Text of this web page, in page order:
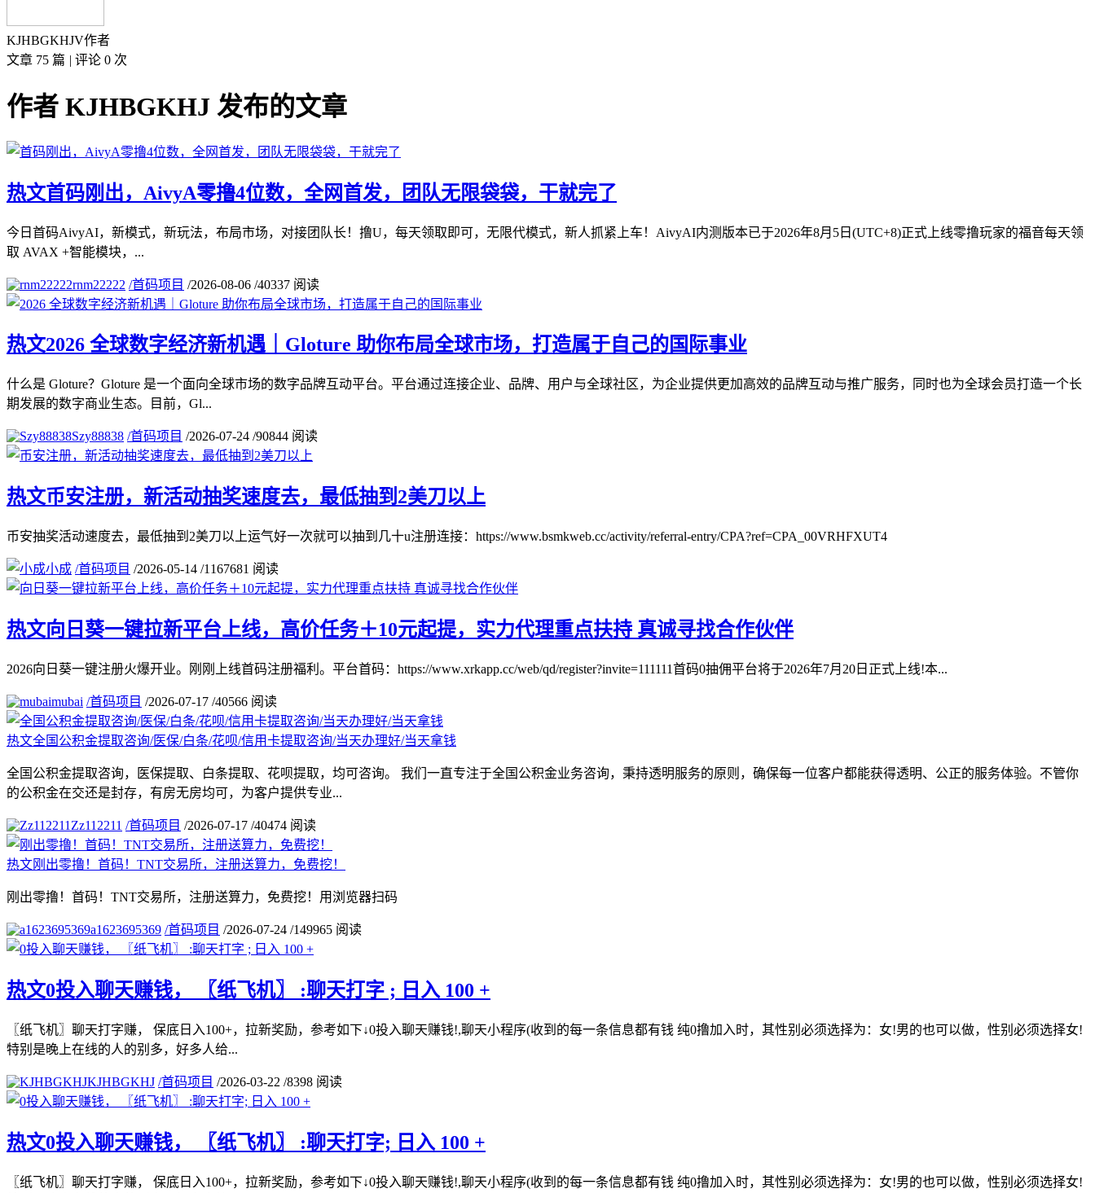
KJHBGKHJV作者
文章 75 篇 | 评论 0 次
作者 KJHBGKHJ 发布的文章
热文首码刚出，AivyA零撸4位数，全网首发，团队无限袋袋，干就完了
今日首码AivyAI，新模式，新玩法，布局市场，对接团队长！撸U，每天领取即可，无限代模式，新人抓紧上车！AivyAI内测版本已于2026年8月5日(UTC+8)正式上线零撸玩家的福音每天领
取 AVAX +智能模块，...
rnm22222 /首码项目 /2026-08-06 /40337 阅读
热文2026 全球数字经济新机遇｜Gloture 助你布局全球市场，打造属于自己的国际事业
什么是 Gloture？Gloture 是一个面向全球市场的数字品牌互动平台。平台通过连接企业、品牌、用户与全球社区，为企业提供更加高效的品牌互动与推广服务，同时也为全球会员打造一个长
期发展的数字商业生态。目前，Gl...
Szy88838 /首码项目 /2026-07-24 /90844 阅读
热文币安注册，新活动抽奖速度去，最低抽到2美刀以上
币安抽奖活动速度去，最低抽到2美刀以上运气好一次就可以抽到几十u注册连接：https://www.bsmkweb.cc/activity/referral-entry/CPA?ref=CPA_00VRHFXUT4
小成 /首码项目 /2026-05-14 /1167681 阅读
热文向日葵一键拉新平台上线，高价任务＋10元起提，实力代理重点扶持 真诚寻找合作伙伴
2026向日葵一键注册火爆开业。刚刚上线首码注册福利。平台首码：https://www.xrkapp.cc/web/qd/register?invite=111111首码0抽佣平台将于2026年7月20日正式上线!本...
mubai /首码项目 /2026-07-17 /40566 阅读
热文全国公积金提取咨询/医保/白条/花呗/信用卡提取咨询/当天办理好/当天拿钱
全国公积金提取咨询，医保提取、白条提取、花呗提取，均可咨询。 我们一直专注于全国公积金业务咨询，秉持透明服务的原则，确保每一位客户都能获得透明、公正的服务体验。不管你
的公积金在交还是封存，有房无房均可，为客户提供专业...
Zz112211 /首码项目 /2026-07-17 /40474 阅读
热文刚出零撸！首码！TNT交易所，注册送算力，免费挖！
刚出零撸！首码！TNT交易所，注册送算力，免费挖！用浏览器扫码
a1623695369 /首码项目 /2026-07-24 /149965 阅读
热文0投入聊天赚钱， 〖纸飞机〗 :聊天打字 ; 日入 100 +
〖纸飞机〗聊天打字赚， 保底日入100+，拉新奖励，参考如下↓0投入聊天赚钱!,聊天小程序(收到的每一条信息都有钱 纯0撸加入时，其性别必须选择为：女!男的也可以做，性别必须选择女!
特别是晚上在线的人的别多，好多人给...
KJHBGKHJ /首码项目 /2026-03-22 /8398 阅读
热文0投入聊天赚钱， 〖纸飞机〗 :聊天打字; 日入 100 +
〖纸飞机〗聊天打字赚， 保底日入100+，拉新奖励，参考如下↓0投入聊天赚钱!,聊天小程序(收到的每一条信息都有钱 纯0撸加入时，其性别必须选择为：女!男的也可以做，性别必须选择女!